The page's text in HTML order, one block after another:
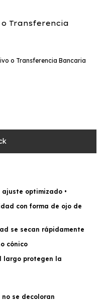
Transferencia
o Transferencia Bancaria
optimizado •
con forma de ojo de
se secan rápidamente
cónico
largo protegen la
se decoloran